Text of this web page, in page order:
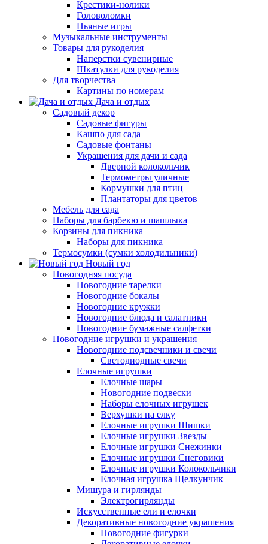
Крестики-нолики
Головоломки
Пьяные игры
Музыкальные инструменты
Товары для рукоделия
Наперстки сувенирные
Шкатулки для рукоделия
Для творчества
Картины по номерам
Дача и отдых
Садовый декор
Садовые фигуры
Кашпо для сада
Садовые фонтаны
Украшения для дачи и сада
Дверной колокольчик
Термометры уличные
Кормушки для птиц
Плантаторы для цветов
Мебель для сада
Наборы для барбекю и шашлыка
Корзины для пикника
Наборы для пикника
Термосумки (сумки холодильники)
Новый год
Новогодняя посуда
Новогодние тарелки
Новогодние бокалы
Новогодние кружки
Новогодние блюда и салатники
Новогодние бумажные салфетки
Новогодние игрушки и украшения
Новогодние подсвечники и свечи
Светодиодные свечи
Елочные игрушки
Елочные шары
Новогодние подвески
Наборы елочных игрушек
Верхушки на елку
Елочные игрушки Шишки
Елочные игрушки Звезды
Елочные игрушки Снежинки
Елочные игрушки Снеговики
Елочные игрушки Колокольчики
Елочная игрушка Щелкунчик
Мишура и гирлянды
Электрогирлянды
Искусственные ели и елочки
Декоративные новогодние украшения
Новогодние фигурки